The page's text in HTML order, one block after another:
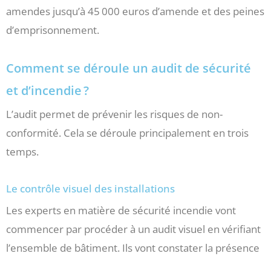
amendes jusqu’à 45 000 euros d’amende et des peines
d’emprisonnement.
Comment se déroule un audit de sécurité
et d’incendie ?
L’audit permet de prévenir les risques de non-
conformité. Cela se déroule principalement en trois
temps.
Le contrôle visuel des installations
Les experts en matière de sécurité incendie vont
commencer par procéder à un audit visuel en vérifiant
l’ensemble de bâtiment. Ils vont constater la présence